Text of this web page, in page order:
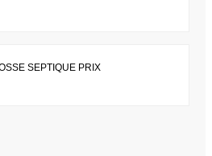
SEPTIQUE PRIX